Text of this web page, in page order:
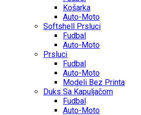
Košarka
Auto-Moto
Softshell Prsluci
Fudbal
Auto-Moto
Prsluci
Fudbal
Auto-Moto
Modeli Bez Printa
Duks Sa Kapuljačom
Fudbal
Auto-Moto